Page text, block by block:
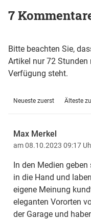
7
Bitte beachten Sie,
Artikel nur 72
Verfügung steht.
Neueste zuerst Älteste
Max Merkel
am 08.10.2023 09:17
In den Medien
in die Hand und
eigene Meinung
eleganten Vororten
der Garage und